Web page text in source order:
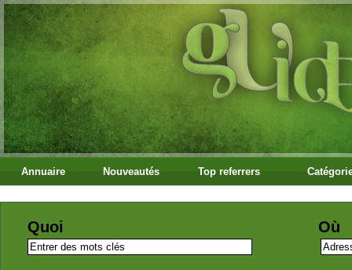
Annuaire Nouveautés Top referrers
Quoi Où